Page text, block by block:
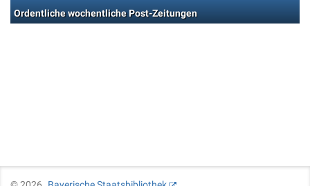
Ordentliche wochentliche Post-Zeitungen